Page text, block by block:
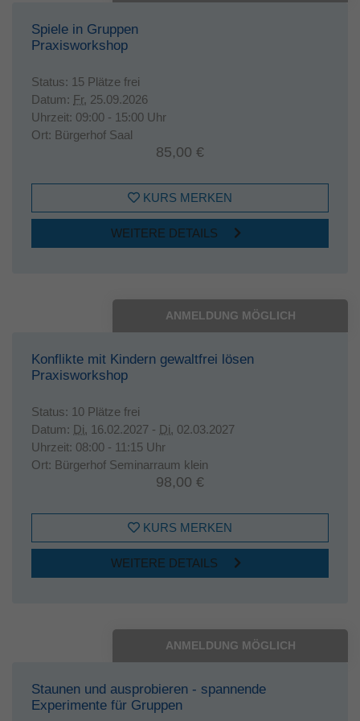
Spiele in Gruppen
Praxisworkshop
Status: 15 Plätze frei
Datum: Fr. 25.09.2026
Uhrzeit: 09:00 - 15:00 Uhr
Ort: Bürgerhof Saal
85,00 €
KURS MERKEN
WEITERE DETAILS
ANMELDUNG MÖGLICH
Konflikte mit Kindern gewaltfrei lösen
Praxisworkshop
Status: 10 Plätze frei
Datum: Di. 16.02.2027 - Di. 02.03.2027
Uhrzeit: 08:00 - 11:15 Uhr
Ort: Bürgerhof Seminarraum klein
98,00 €
KURS MERKEN
WEITERE DETAILS
ANMELDUNG MÖGLICH
Staunen und ausprobieren - spannende
Experimente für Gruppen
Laufzeit 1 Jahr
Zweck
Cookie-Einstellungen für diese Website zu
speichern.